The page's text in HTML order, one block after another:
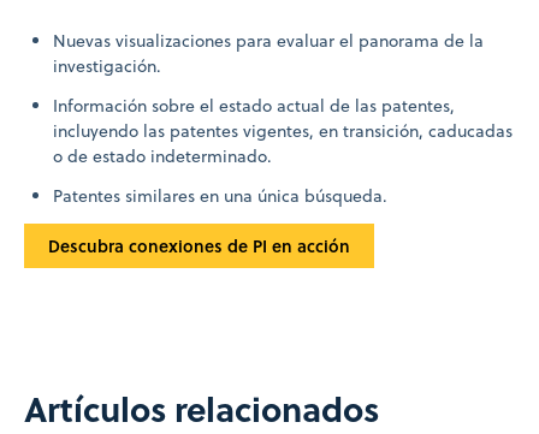
Nuevas visualizaciones para evaluar el panorama de la
investigación.
Información sobre el estado actual de las patentes,
incluyendo las patentes vigentes, en transición, caducadas
o de estado indeterminado.
Patentes similares en una única búsqueda.
Descubra conexiones de PI en acción
Artículos relacionados